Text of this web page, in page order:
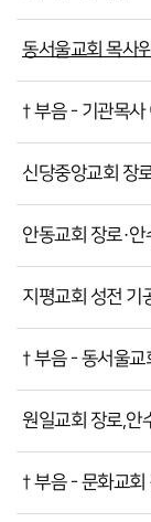
동서울교회 목사
† 부음 - 기관목사
신당중앙교회 장
안동교회 장로·
지평교회 성전 기
† 부음 - 동서울교
원일교회 장로,안
† 부음 - 문화교회